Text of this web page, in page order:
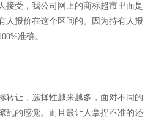
接受，我公司网上的商标超市里面是
人报价在这个区间的。因为持有人报
准确。
让，选择性越来越多，面对不同的
乱的感觉。而且最让人拿捏不准的还